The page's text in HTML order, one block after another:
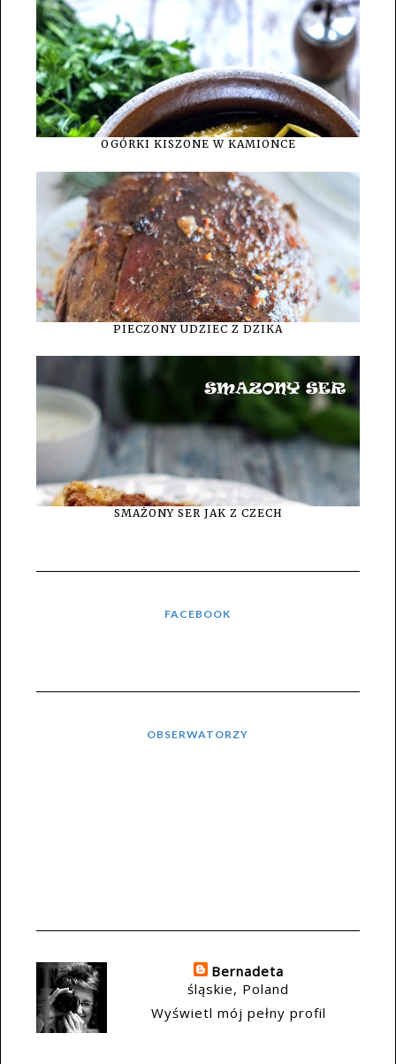
OGÓRKI KISZONE W KAMIONCE
PIECZONY UDZIEC Z DZIKA
SMAŻONY SER JAK Z CZECH
FACEBOOK
OBSERWATORZY
Bernadeta
śląskie, Poland
Wyświetl mój pełny profil